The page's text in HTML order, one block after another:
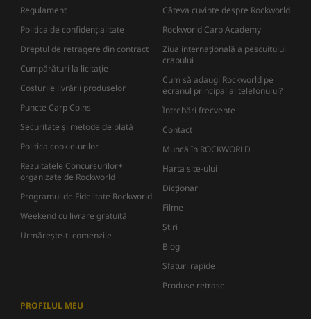
Regulament
Politica de confidențialitate
Dreptul de retragere din contract
Cumpărături la licitație
Costurile livrării produselor
Puncte Carp Coins
Securitate și metode de plată
Politica cookie-urilor
Rezultatele Concursurilor+
organizate de Rockworld
Programul de Fidelitate Rockworld
Weekend cu livrare gratuită
Urmărește-ți comenzile
Câteva cuvinte despre Rockworld
Rockworld Carp Academy
Ziua internațională a pescuitului
crapului
Cum să adaugi Rockworld pe
ecranul principal al telefonului?
Întrebări frecvente
Contact
Muncă în ROCKWORLD
Harta site-ului
Dicţionar
Filme
Știri
Blog
Sfaturi rapide
Produse retrase
PROFILUL MEU